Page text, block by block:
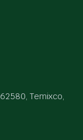
Temixco,